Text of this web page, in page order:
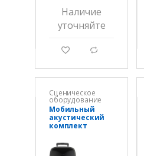
Наличие
уточняйте
g d
Сценическое
оборудование
Мобильный
акустический
комплект
MALIBU-312